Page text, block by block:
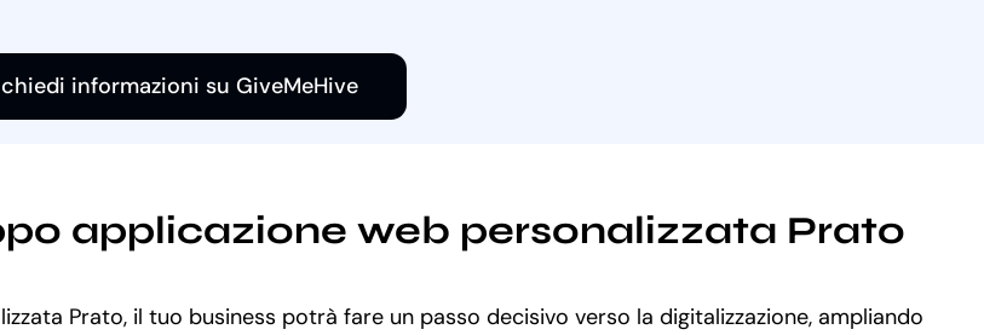
informazioni su GiveMeHive
applicazione web personalizzata Prato
Prato, il tuo business potrà fare un passo decisivo verso la digitalizzazione, ampliando